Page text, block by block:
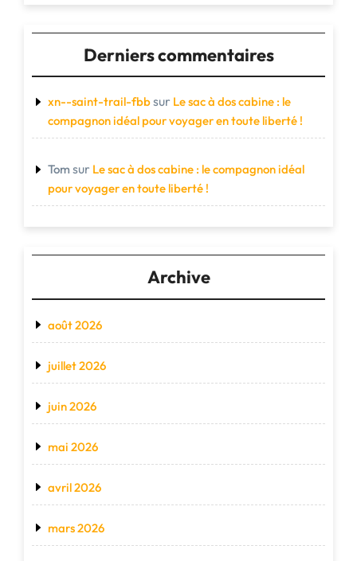
Derniers commentaires
xn--saint-trail-fbbsur Le sac à dos cabine : le
compagnon idéal pour voyager en toute liberté !
Tom sur Le sac à dos cabine : le compagnon idéal
pour voyager en toute liberté !
Archive
août 2026
juillet 2026
juin 2026
mai 2026
avril 2026
mars 2026